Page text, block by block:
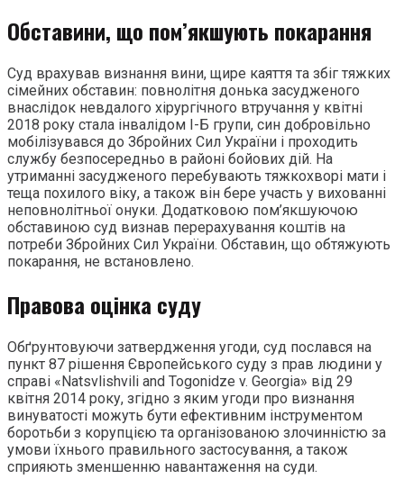
Обставини, що пом’якшують покарання
Суд врахував визнання вини, щире каяття та збіг тяжких
сімейних обставин: повнолітня донька засудженого
внаслідок невдалого хірургічного втручання у квітні
2018 року стала інвалідом I-Б групи, син добровільно
мобілізувався до Збройних Сил України і проходить
службу безпосередньо в районі бойових дій. На
утриманні засудженого перебувають тяжкохворі мати і
теща похилого віку, а також він бере участь у вихованні
неповнолітньої онуки. Додатковою пом’якшуючою
обставиною суд визнав перерахування коштів на
потреби Збройних Сил України. Обставин, що обтяжують
покарання, не встановлено.
Правова оцінка суду
Обґрунтовуючи затвердження угоди, суд послався на
пункт 87 рішення Європейського суду з прав людини у
справі «Natsvlishvili and Togonidze v. Georgia» від 29
квітня 2014 року, згідно з яким угоди про визнання
винуватості можуть бути ефективним інструментом
боротьби з корупцією та організованою злочинністю за
умови їхнього правильного застосування, а також
сприяють зменшенню навантаження на суди.